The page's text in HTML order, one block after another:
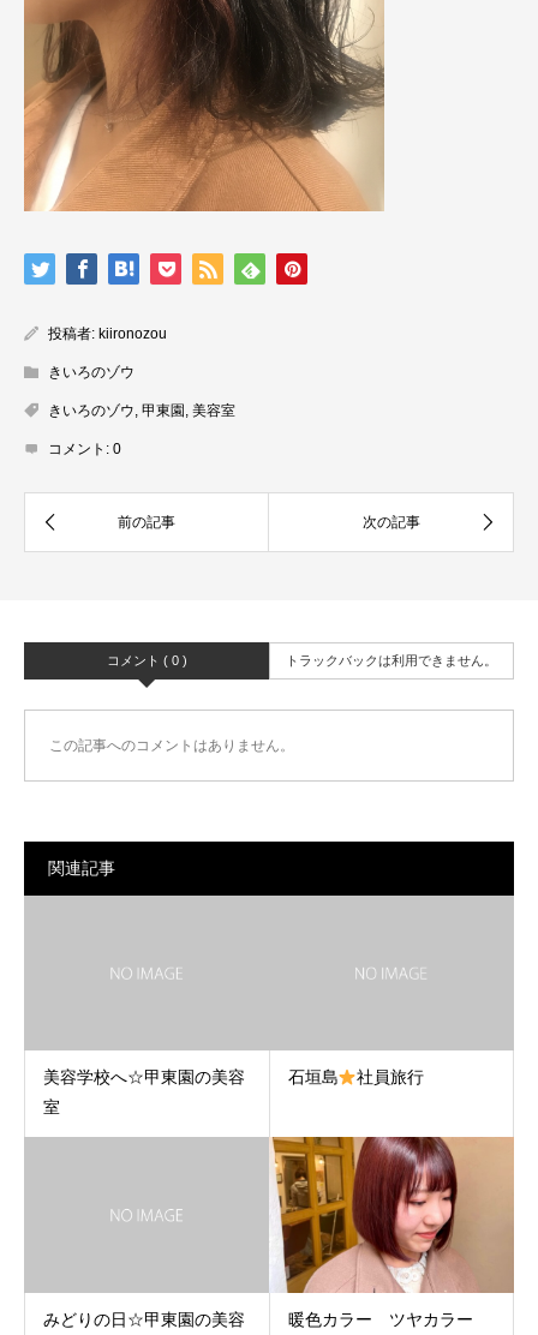
投稿者: kiironozou
きいろのゾウ
きいろのゾウ 甲東園 美容室
コメント: 0
コメント ( 0 ) トラックバックは利用できません。
この記事へのコメントはありません。
関連記事
美容学校へ☆甲東園の美容
室
石垣島 社員旅行
みどりの日☆甲東園の美容
暖色カラー ツヤカラー